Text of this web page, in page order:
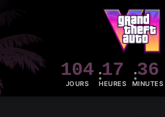
104
JOURS
17
HEURES
36
MINUTES